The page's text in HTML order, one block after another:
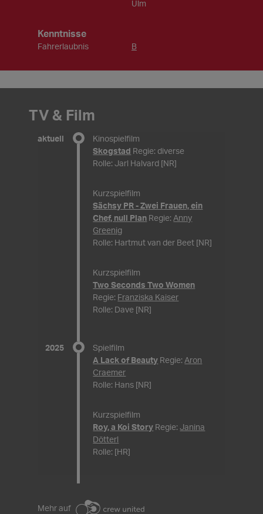
Ulm
Kenntnisse
Fahrerlaubnis B
TV & Film
aktuell
Kinospielfilm
Skogstad Regie: diverse
Rolle: Jarl Halvard [NR]
Kurzspielfilm
Sächsy PR - Zwei Frauen, ein
Chef, null Plan Regie: Anny
Greenig
Rolle: Hartmut van der Beet [NR]
Kurzspielfilm
Two Seconds Two Women
Regie: Franziska Kaiser
Rolle: Dave [NR]
2025
Spielfilm
A Lack of Beauty Regie: Aron
Craemer
Rolle: Hans [NR]
Kurzspielfilm
Roy, a Koi Story Regie:Janina
Dötterl
Rolle: [HR]
Mehr auf